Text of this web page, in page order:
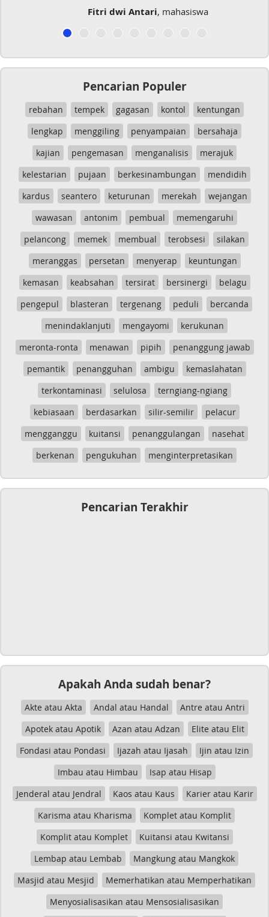
Fitri dwi Antari, mahasiswa
Pencarian Populer
rebahan tempek gagasan kontol
kentungan
lengkap
menggiling penyampaian
bersahaja
kajian
pengemasan menganalisis
merajuk
kelestarian
pujaan berkesinambungan
mendidih
kardus
seantero keturunan merekah
wejangan
wawasan
antonim pembual
memengaruhi
pelancong
memek membual terobsesi
silakan
meranggas
persetan menyerap
keuntungan
kemasan
keabsahan tersirat bersinergi
belagu
pengepul
blasteran tergenang peduli
bercanda
menindaklanjuti
mengayomi
kerukunan
meronta-ronta
menawan pipih
penanggung jawab
pemantik
penangguhan ambigu
kemaslahatan
terkontaminasi
selulosa
terngiang-ngiang
kebiasaan
berdasarkan silir-semilir
pelacur
mengganggu
kuitansi penanggulangan
nasehat
berkenan
pengukuhan menginterpretasikan
Pencarian Terakhir
Apakah Anda sudah benar?
Akte atau Akta Andal atau Handal
Antre atau Antri
Apotek atau Apotik
Azan atau Adzan
Elite atau Elit
Fondasi atau Pondasi
Ijazah atau Ijasah
Ijin atau Izin
Imbau atau Himbau
Isap atau Hisap
Jenderal atau Jendral
Kaos atau Kaus
Karier atau Karir
Karisma atau Kharisma
Komplet atau Komplit
Komplit atau Komplet
Kuitansi atau Kwitansi
Lembap atau Lembab
Mangkung atau Mangkok
Masjid atau Mesjid
Memerhatikan atau Memperhatikan
Menyosialisasikan atau Mensosialisasikan